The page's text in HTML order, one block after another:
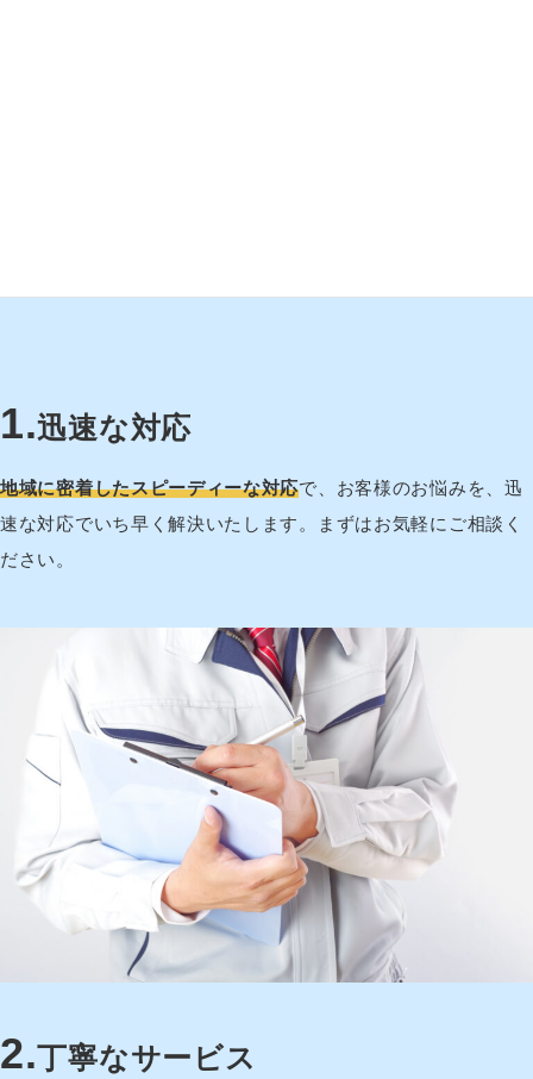
1.迅速な対応
地域に密着したスピーディーな対応で、お客様のお悩みを、迅
速な対応でいち早く解決いたします。まずはお気軽にご相談く
ださい。
2.丁寧なサービス